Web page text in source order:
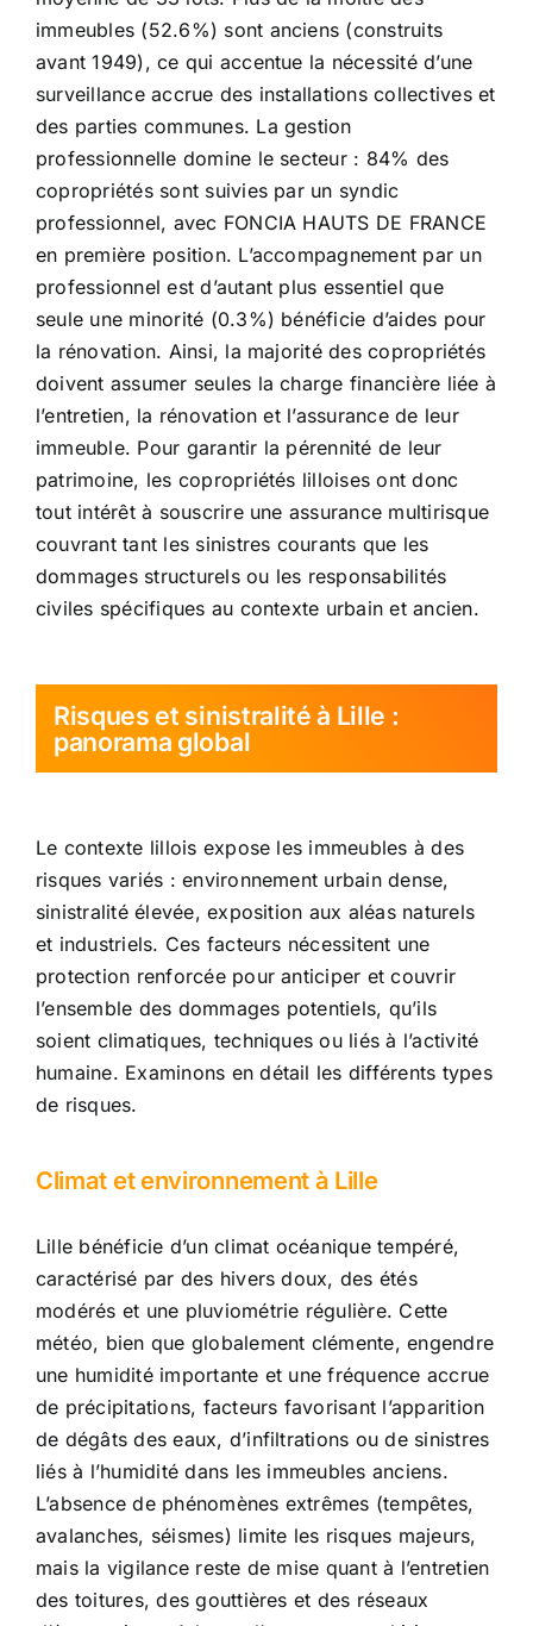
immeubles (52.6%) sont anciens (construits
avant 1949), ce qui accentue la nécessité d’une
surveillance accrue des installations collectives et
des parties communes. La gestion
professionnelle domine le secteur : 84% des
copropriétés sont suivies par un syndic
professionnel, avec FONCIA HAUTS DE FRANCE
en première position. L’accompagnement par un
professionnel est d’autant plus essentiel que
seule une minorité (0.3%) bénéficie d’aides pour
la rénovation. Ainsi, la majorité des copropriétés
doivent assumer seules la charge financière liée à
l’entretien, la rénovation et l’assurance de leur
immeuble. Pour garantir la pérennité de leur
patrimoine, les copropriétés lilloises ont donc
tout intérêt à souscrire une assurance multirisque
couvrant tant les sinistres courants que les
dommages structurels ou les responsabilités
civiles spécifiques au contexte urbain et ancien.
Risques et sinistralité à Lille :
panorama global
Le contexte lillois expose les immeubles à des
risques variés : environnement urbain dense,
sinistralité élevée, exposition aux aléas naturels
et industriels. Ces facteurs nécessitent une
protection renforcée pour anticiper et couvrir
l’ensemble des dommages potentiels, qu’ils
soient climatiques, techniques ou liés à l’activité
humaine. Examinons en détail les différents types
de risques.
Climat et environnement à Lille
Lille bénéficie d’un climat océanique tempéré,
caractérisé par des hivers doux, des étés
modérés et une pluviométrie régulière. Cette
météo, bien que globalement clémente, engendre
une humidité importante et une fréquence accrue
de précipitations, facteurs favorisant l’apparition
de dégâts des eaux, d’infiltrations ou de sinistres
liés à l’humidité dans les immeubles anciens.
L’absence de phénomènes extrêmes (tempêtes,
avalanches, séismes) limite les risques majeurs,
mais la vigilance reste de mise quant à l’entretien
des toitures, des gouttières et des réseaux